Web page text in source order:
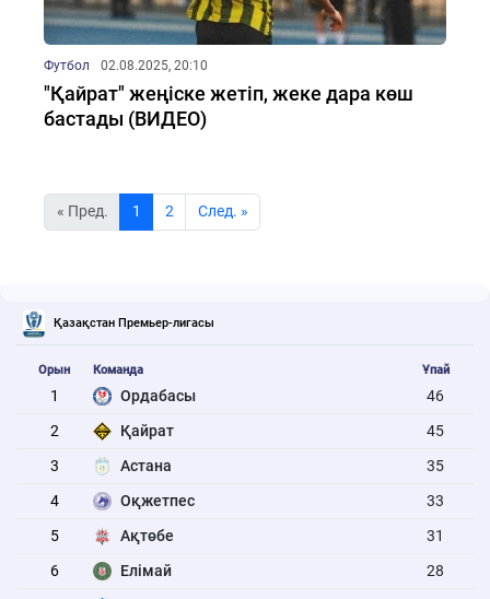
Футбол 02.08.2025, 20:10
"Қайрат" жеңіске жетіп, жеке дара көш
бастады (ВИДЕО)
« Пред. 1 2 Cлед. »
Қазақстан Премьер-лигасы
Орын Команда Ұпай
1 Ордабасы
46
2
Қайрат
45
3
Астана
35
4
Оқжетпес
33
5
Ақтөбе
31
6
Елімай
28